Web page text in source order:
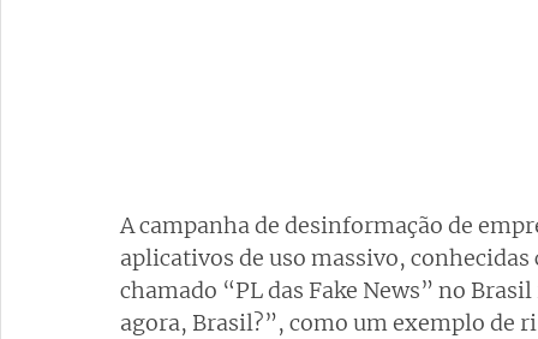
A campanha de desinformação de
aplicativos de uso massivo,
chamado “PL das Fake News” no
agora, Brasil?”, como um exemplo de